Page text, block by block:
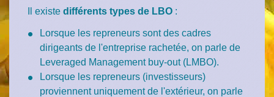
Il existe différents types de LBO :
Lorsque les repreneurs sont des cadres
dirigeants de l'entreprise rachetée, on parle de
Leveraged Management buy-out(LMBO).
Lorsque les repreneurs (investisseurs)
proviennent uniquement de l'extérieur, on parle